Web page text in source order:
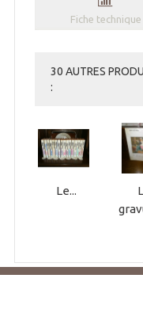
Fiche technique
30 AUTRES
:
Le...